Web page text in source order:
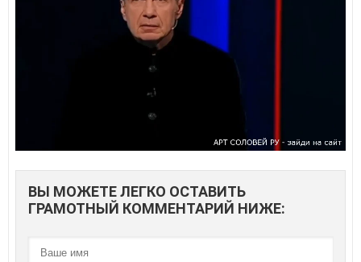
ВЫ МОЖЕТЕ ЛЕГКО ОСТАВИТЬ
ГРАМОТНЫЙ КОММЕНТАРИЙ НИЖЕ: